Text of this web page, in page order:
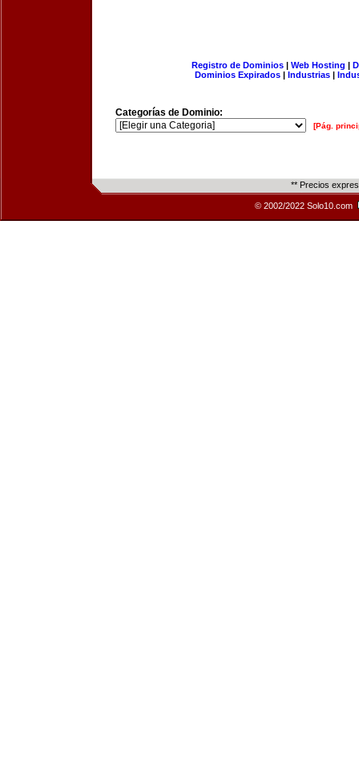
Registro de Dominios| Web Hosting |
Dominios Expirados | Industrias |
Categorías de Dominio:
[Pág.
** Precios
© 2002/2022 Solo10.com